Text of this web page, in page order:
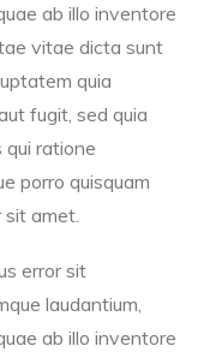
ab illo inventore
vitae dicta sunt
quia
fugit, sed quia
qui ratione
porro quisquam
sit amet.
error sit
laudantium,
ab illo inventore